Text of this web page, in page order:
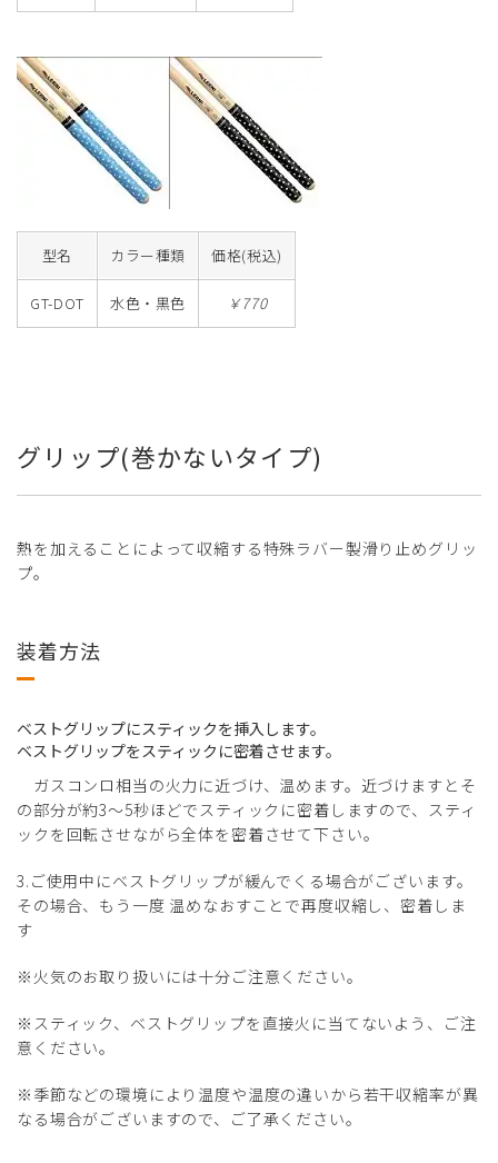
型名 カラー種類 価格(税込)
GT-DOT 水色・黒色 ￥770
グリップ(巻かないタイプ)
熱を加えることによって収縮する特殊ラバー製滑り止めグリッ
プ。
装着方法
ベストグリップにスティックを挿入します。
ベストグリップをスティックに密着させます。
ガスコンロ相当の火力に近づけ、温めます。近づけますとそ
の部分が約3～5秒ほどでスティックに密着しますので、スティ
ックを回転させながら全体を密着させて下さい。
3.ご使用中にベストグリップが緩んでくる場合がございます。
その場合、もう一度 温めなおすことで再度収縮し、密着しま
す
※火気のお取り扱いには十分ご注意ください。
※スティック、ベストグリップを直接火に当てないよう、ご注
意ください。
※季節などの環境により温度や温度の違いから若干収縮率が異
なる場合がございますので、ご了承ください。